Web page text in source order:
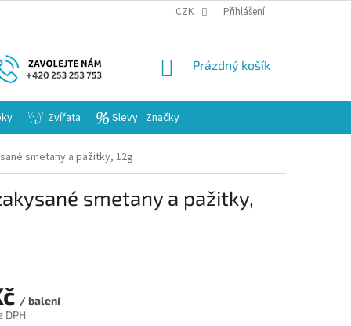
CZK Přihlášení
NÁKUPNÍ
Prázdný košík
Zvířata Slevy Značky
smetany a pažitky, 12g
smetany a pažitky,
/ balení
DPH